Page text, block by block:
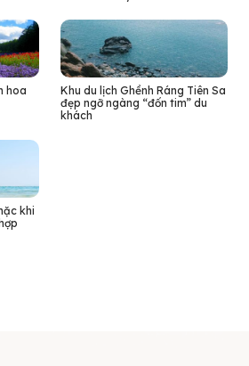
hoa
Khu du lịch Ghềnh Ráng Tiên Sa
đẹp ngỡ ngàng “đốn tim” du
khách
khi